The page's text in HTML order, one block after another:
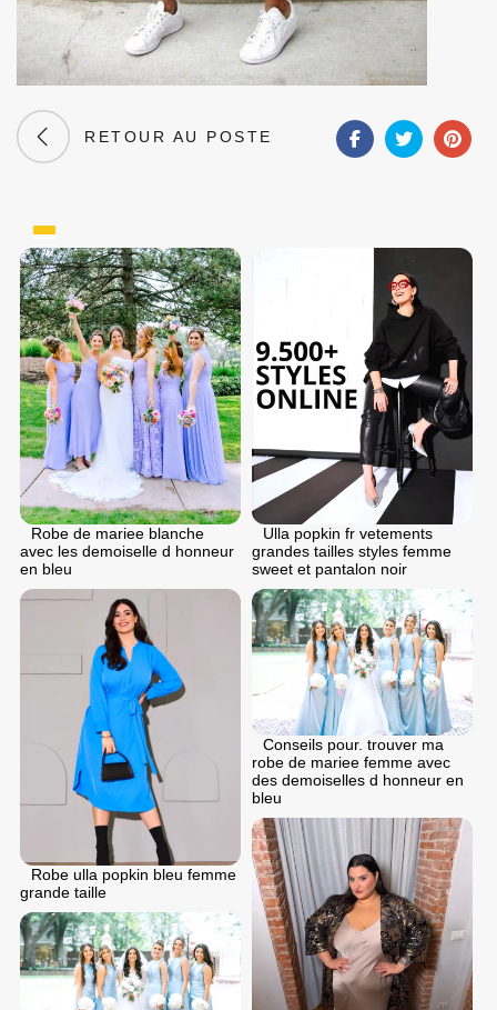
RETOUR AU POSTE
Robe de mariee blanche
avec les demoiselle d honneur
en bleu
Ulla popkin fr vetements
grandes tailles styles femme
sweet et pantalon noir
Robe ulla popkin bleu femme
grande taille
Conseils pour. trouver ma
robe de mariee femme avec
des demoiselles d honneur en
bleu